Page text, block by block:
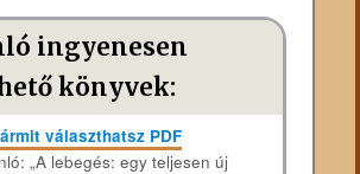
ingyenesen
könyvek:
választhatsz PDF
„A lebegés: egy teljesen új